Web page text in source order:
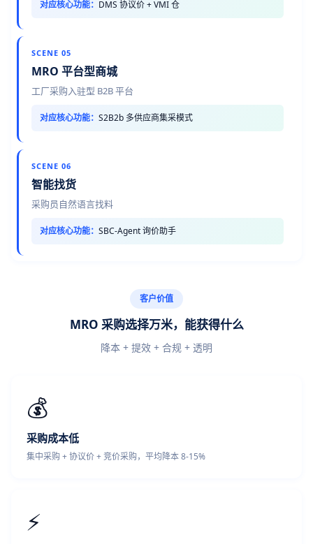
对应核心功能： DMS 协议价 + VMI 仓
SCENE 05
MRO 平台型商城
工厂采购入驻型 B2B 平台
对应核心功能： S2B2b 多供应商集采模式
SCENE 06
智能找货
采购员自然语言找料
对应核心功能： SBC-Agent 询价助手
客户价值
MRO 采购选择万米，能获得什么
降本 + 提效 + 合规 + 透明
💰
采购成本低
集中采购 + 协议价 + 竞价采购，平均降本 8-15%
⚡